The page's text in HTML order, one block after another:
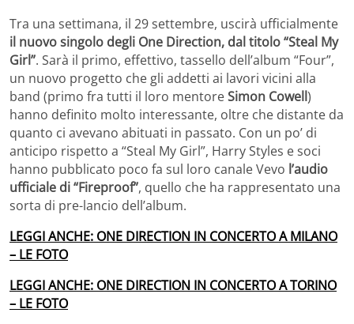
Tra una settimana, il 29 settembre, uscirà ufficialmente
il nuovo singolo degli One Direction, dal titolo “Steal My
Girl”. Sarà il primo, effettivo, tassello dell’album “Four”,
un nuovo progetto che gli addetti ai lavori vicini alla
band (primo fra tutti il loro mentoreSimon Cowell)
hanno definito molto interessante, oltre che distante da
quanto ci avevano abituati in passato. Con un po’ di
anticipo rispetto a “Steal My Girl”, Harry Styles e soci
hanno pubblicato poco fa sul loro canale Vevo l’audio
ufficiale di “Fireproof”, quello che ha rappresentato una
sorta di pre-lancio dell’album.
LEGGI ANCHE: ONE DIRECTION IN CONCERTO A MILANO
– LE FOTO
LEGGI ANCHE: ONE DIRECTION IN CONCERTO A TORINO
– LE FOTO